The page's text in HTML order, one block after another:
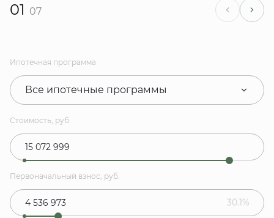
01 07
Ипотечная программа
Все ипотечные программы
Стоимость, руб.
Первоначальный взнос, руб.
30.1%